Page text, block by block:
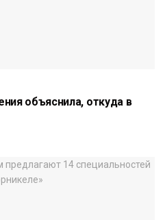
объяснила, откуда в